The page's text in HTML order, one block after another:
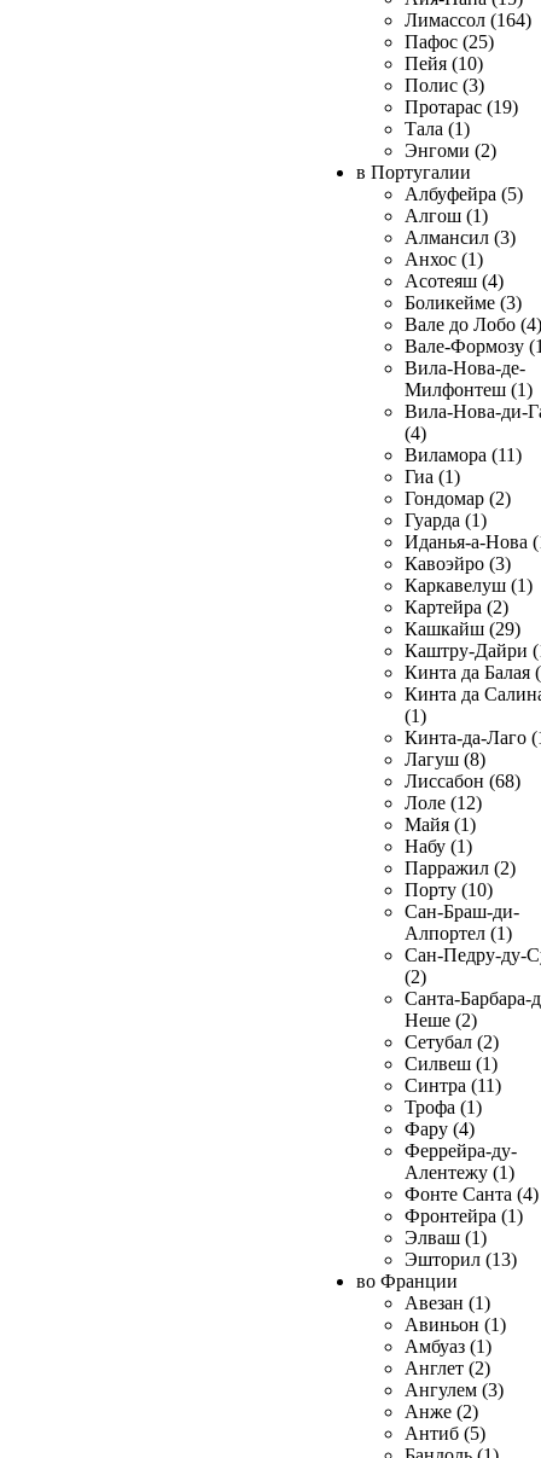
Лимассол (164)
Пафос (25)
Пейя (10)
Полис (3)
Протарас (19)
Тала (1)
Энгоми (2)
в Португалии
Албуфейра (5)
Алгош (1)
Алмансил (3)
Анхос (1)
Асотеяш (4)
Боликейме (3)
Вале до Лобо (4)
Вале-Формозу
Вила-Нова-де-
Милфонтеш (1)
Вила-Нова-ди-
(4)
Виламора (11)
Гиа (1)
Гондомар (2)
Гуарда (1)
Иданья-а-Нова
Кавоэйро (3)
Каркавелуш (1)
Картейра (2)
Кашкайш (29)
Каштру-Дайри
Кинта да Балая
Кинта да
(1)
Кинта-да-Лаго
Лагуш (8)
Лиссабон (68)
Лоле (12)
Майя (1)
Набу (1)
Парражил (2)
Порту (10)
Сан-Браш-ди-
Алпортел (1)
Сан-Педру-ду-
(2)
Санта-Барбара-
Неше (2)
Сетубал (2)
Силвеш (1)
Синтра (11)
Трофа (1)
Фару (4)
Феррейра-ду-
Алентежу (1)
Фонте Санта (4)
Фронтейра (1)
Элваш (1)
Эшторил (13)
во Франции
Авезан (1)
Авиньон (1)
Амбуаз (1)
Англет (2)
Ангулем (3)
Анже (2)
Антиб (5)